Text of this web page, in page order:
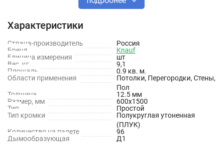
таких как гостиная, спальня, коридор и т.п. Применение ГКЛ
ремонтно-отделочных работ.
Малый вес и удобство транспортировки
Простое создание ровных поверхностей
Надежная основа для декоративной отделки и крепления
тяжелых предметов
Возможность реализации сложных архитектурных
решений и устройство криволинейных поверхностей
Характеристики
Страна-производитель
Россия
Бренд
Knauf
Единица измерения
шт
Вес, кг
9,1
Площадь
0.9 кв. м.
Области применения
Потолки, Перегородки, Стены,
Пол
Толщина
12.5 мм
Размер, мм
600х1500
Тип
Простой
Тип кромки
Полукруглая утоненная
(ПЛУК)
Количество на палете
96
Дымообразующая
Д1